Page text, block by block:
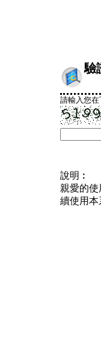
驗
請輸入您
說明︰
親愛的
續使用本